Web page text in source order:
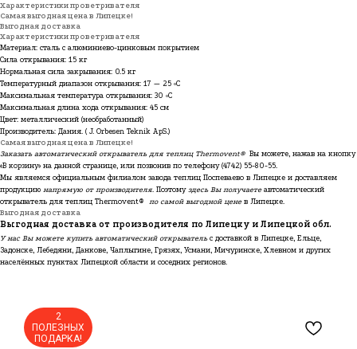
Характеристики проветривателя
Самая выгодная цена в Липецке!
Выгодная доставка
Характеристики проветривателя
Материал: сталь c алюминиево-цинковым покрытием
Сила открывания: 15 кг
Нормальная сила закрывания: 0.5 кг
Температурный диапазон открывания: 17 — 25 ºC
Максимальная температура открывания: 30 ºC
Максимальная длина хода открывания: 45 см
Цвет: металлический (необработанный)
Производитель: Дания. ( J. Orbesen Teknik ApS.)
Самая выгодная цена в Липецке!
Заказать автоматический открыватель для теплиц Thermovent® Вы можете, нажав на кнопку
«В корзину» на данной странице, или позвонив по телефону(4742) 55-80-55
Мы являемся официальным филиалом завода теплиц Поспеваево в Липецке и доставляем
продукцию напрямую от производителя. Поэтому здесь Вы получаетеавтоматический
открыватель для теплиц Thermovent® по самой выгодной ценев Липецке.
Выгодная доставка
Выгодная доставка от производителя по Липецку и Липецкой обл.
У нас Вы можете купить автоматический открывательс доставкой в Липецке, Ельце,
Задонске, Лебедяни, Данкове, Чаплыгине, Грязях, Усмани, Мичуринске, Хлевном и других
населённых пунктах Липецкой области и соседних регионов.
2
ПОЛЕЗНЫХ
ПОДАРКА!